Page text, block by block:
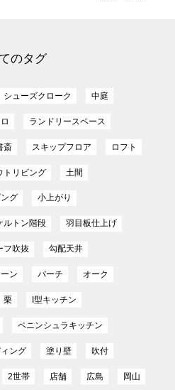
のタグ
シューズクローク 中庭
ランドリースペース
斎 スキップフロア ロフト
トリビング 土間
グ 小上がり
ルトン階段 羽目板仕上げ
フ吹抜 勾配天井
ン バーチ オーク
栗 I型キッチン
ペニンシュラキッチン
ング 塗り壁 吹付
2世帯 店舗 広島 岡山